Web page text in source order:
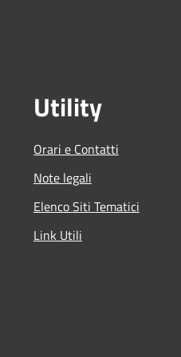
Utility
Orari e Contatti
Note legali
Elenco Siti Tematici
Link Utili